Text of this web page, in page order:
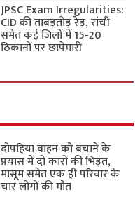
JPSC Exam Irregularities:
CID की ताबड़तोड़ रेड, रांची
समेत कई जिलों में 15-20
ठिकानों पर छापेमारी
दोपहिया वाहन को बचाने के
प्रयास में दो कारों की भिड़ंत,
मासूम समेत एक ही परिवार के
चार लोगों की मौत